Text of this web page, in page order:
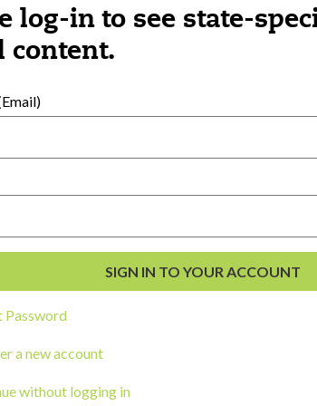
log-in to see state-
content.
Password
a new account
without logging in
del vocabulario de los niños.
lingüísticas y el
de problemas.